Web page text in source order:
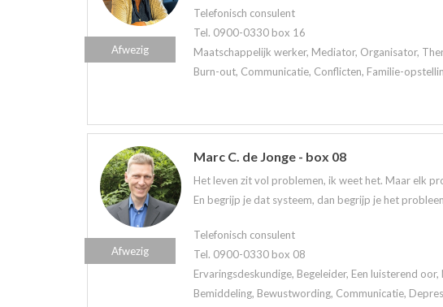
Telefonisch consulent
Tel. 0900-0330 box 16
Maatschappelijk werker, Mediator, Organisator,
Burn-out, Communicatie, Conflicten, Familie-
Afwezig
Marc C. de Jonge - box 08
Het leven zit vol problemen, ik weet het. Maar elk
En begrijp je dat systeem, dan begrijp je het
Telefonisch consulent
Tel. 0900-0330 box 08
Ervaringsdeskundige, Begeleider, Een luisterend
Bemiddeling, Bewustwording, Communicatie,
Afwezig